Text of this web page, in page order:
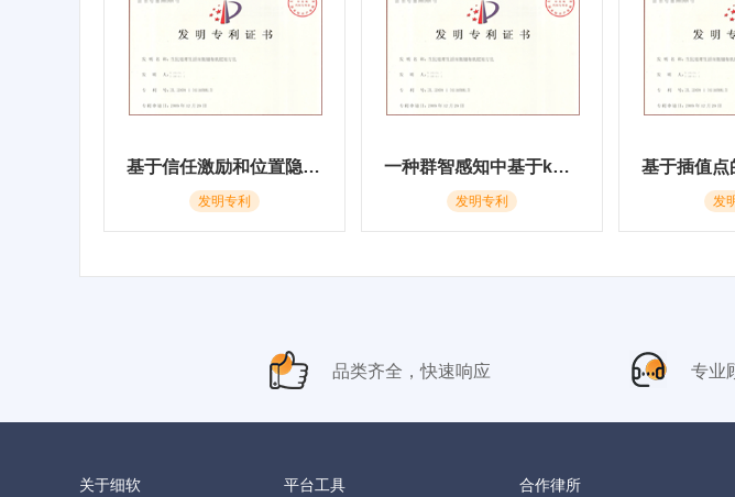
基于信任激励和位置隐私保护的k近邻查询方法
发明专利
一种群智感知中基于k匿名的位置及数据隐私保护方法
发明专利 发
品类齐全，快速响应 专业
关于细软 平台工具 合作律所